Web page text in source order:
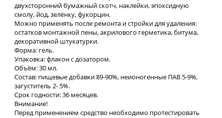
двухсторонний бумажный скотч, наклейки, эпоксидную
смолу, йод, зелёнку, фукорцин.
Можно применять после ремонта и стройки для удаления:
остатков монтажной пены, акрилового герметика, битума,
декоративной штукатурки.
Форма: гель.
Упаковка: флакон с дозатором.
Объём: 30 мл.
Состав: пищевые добавки 89-90%, неионогенные ПАВ 5-9%,
загуститель 2- 5%.
Срок годности: 36 месяцев.
Внимание!
Перед применением средство необходимо протестировать